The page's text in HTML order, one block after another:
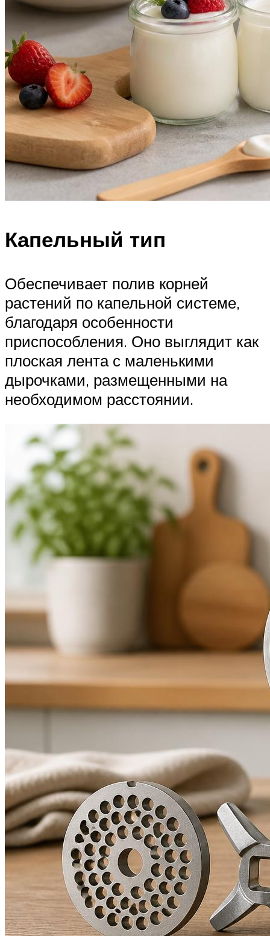
Капельный тип
Обеспечивает полив корней
растений по капельной системе,
благодаря особенности
приспособления. Оно выглядит как
плоская лента с маленькими
дырочками, размещенными на
необходимом расстоянии.